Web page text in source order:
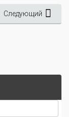
Следующий